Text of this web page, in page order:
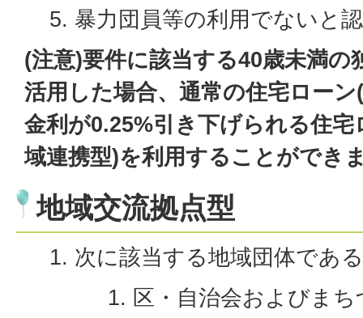
暴力団員等の利用でないと
(注意)要件に該当する40歳未満の
活用した場合、通常の住宅ロー
金利が0.25%引き下げられる住
域連携型)を利用することができ
地域交流拠点型
次に該当する地域団体であ
区・自治会およびま